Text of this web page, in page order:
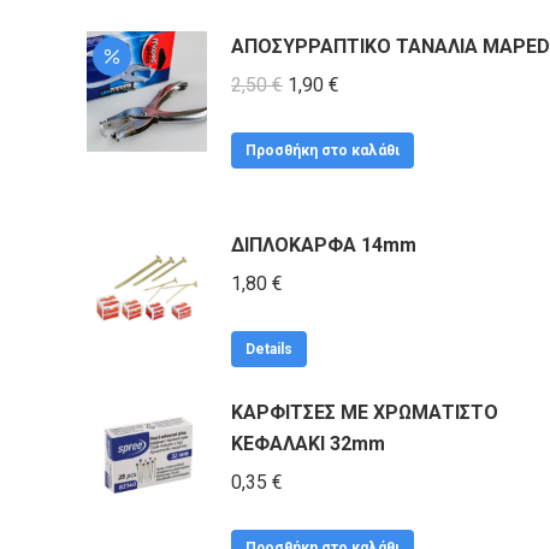
ΑΠΟΣΥΡΡΑΠΤΙΚΟ ΤΑΝΑΛΙΑ MAPED
2,50€ Original
was:
1,90 €
τιμή
Προσθήκη στο καλάθι
ΔΙΠΛΟΚΑΡΦΑ 14mm
1,80 €
Details
ΚΑΡΦΙΤΣΕΣ ΜΕ ΧΡΩΜΑΤΙΣΤΟ
ΚΕΦΑΛΑΚΙ 32mm
0,35 €